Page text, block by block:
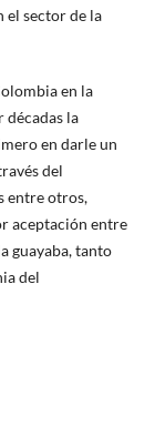
el sector de la
en la
décadas la
en darle un
del
entre otros,
aceptación entre
guayaba, tanto
del